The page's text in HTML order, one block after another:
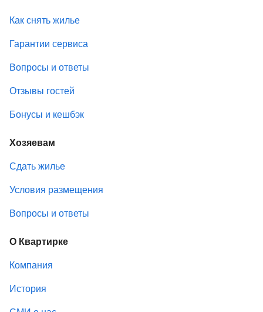
Как снять жилье
Гарантии сервиса
Вопросы и ответы
Отзывы гостей
Бонусы и кешбэк
Хозяевам
Сдать жилье
Условия размещения
Вопросы и ответы
О Квартирке
Компания
История